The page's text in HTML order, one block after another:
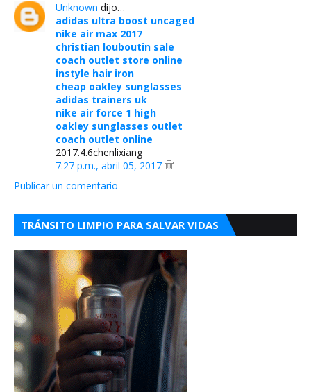
Unknown dijo…
adidas ultra boost uncaged
nike air max 2017
christian louboutin sale
coach outlet store online
instyle hair iron
cheap oakley sunglasses
adidas trainers uk
nike air force 1 high
oakley sunglasses outlet
coach outlet online
2017.4.6chenlixiang
7:27 p.m., abril 05, 2017
Publicar un comentario
TRÁNSITO LIMPIO PARA SALVAR VIDAS